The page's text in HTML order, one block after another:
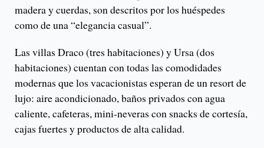
madera y cuerdas, son descritos por los huéspedes
como de una “elegancia casual”.
Las villas Draco (tres habitaciones) y Ursa (dos
habitaciones) cuentan con todas las comodidades
modernas que los vacacionistas esperan de un resort de
lujo: aire acondicionado, baños privados con agua
caliente, cafeteras, mini-neveras con snacks de cortesía,
cajas fuertes y productos de alta calidad.